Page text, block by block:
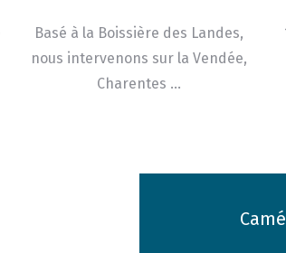
Basé à la Boissière des Landes,
nous intervenons sur la Vendée,
Charentes …